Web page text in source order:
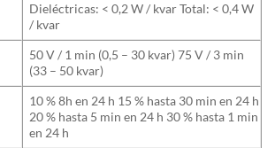
Dieléctricas: < 0,2 W / kvar Total: < 0,4 W
/ kvar
50 V / 1 min (0,5 – 30 kvar) 75 V / 3 min
(33 – 50 kvar)
10 % 8h en 24 h 15 % hasta 30 min en 24 h
20 % hasta 5 min en 24 h 30 % hasta 1 min
en 24 h